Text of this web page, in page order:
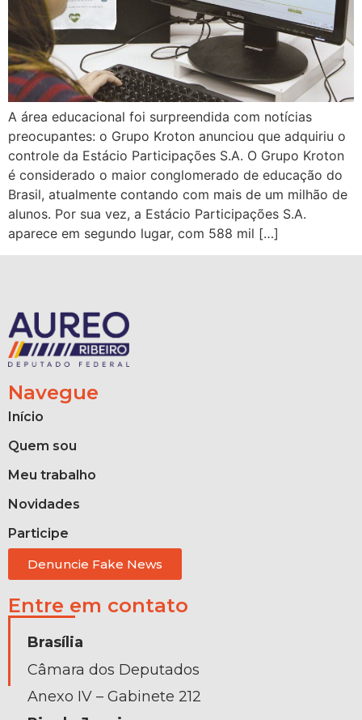
A área educacional foi surpreendida com notícias
preocupantes: o Grupo Kroton anunciou que adquiriu o
controle da Estácio Participações S.A. O Grupo Kroton
é considerado o maior conglomerado de educação do
Brasil, atualmente contando com mais de um milhão de
alunos. Por sua vez, a Estácio Participações S.A.
aparece em segundo lugar, com 588 mil […]
Navegue
Início
Quem sou
Meu trabalho
Novidades
Participe
Denuncie Fake News
Entre em contato
Brasília
Câmara dos Deputados
Anexo IV – Gabinete 212